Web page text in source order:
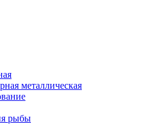
металлическая
рыбы